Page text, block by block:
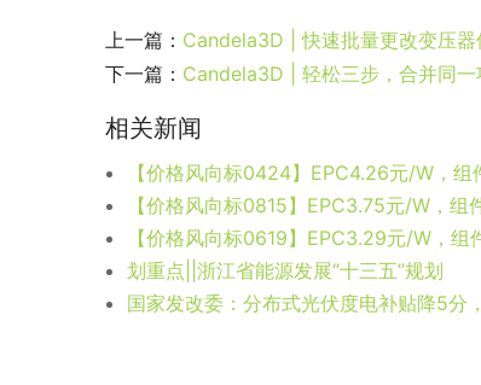
上一篇： Candela3D | 快速批量更改变压器
下一篇： Candela3D | 轻松三步，合并同
相关新闻
划重点||浙江省能源发展“十三五”规划